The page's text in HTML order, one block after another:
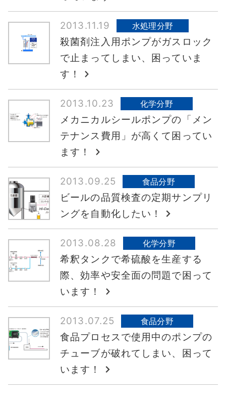
2013.11.19 水処理分野
殺菌剤注入用ポンプがガスロック
で止まってしまい、困っていま
す！
2013.10.23 化学分野
メカニカルシールポンプの「メン
テナンス費用」が高くて困ってい
ます！
2013.09.25 食品分野
ビールの品質検査の定期サンプリ
ングを自動化したい！
2013.08.28 化学分野
希釈タンクで希硫酸を生産する
際、効率や安全面の問題で困って
います！
2013.07.25 食品分野
食品プロセスで使用中のポンプの
チューブが破れてしまい、困って
います！